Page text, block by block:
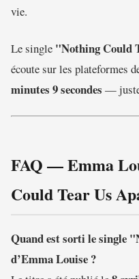
vie.
Le single "Nothing Could
écoute sur les plateformes
minutes 9 secondes — juste
FAQ — Emma
Could Tear Us
Quand est sorti le single
d’Emma Louise ?